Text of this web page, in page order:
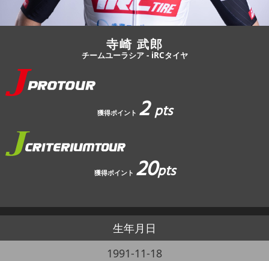
寺崎 武郎
チームユーラシア - iRCタイヤ
獲得ポイント 2pts
獲得ポイント 20pts
生年月日
1991-11-18